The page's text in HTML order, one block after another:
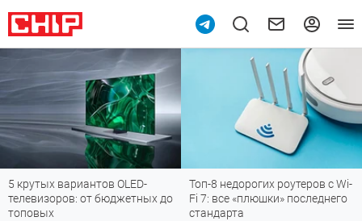
5 крутых вариантов OLED-
телевизоров: от бюджетных до
топовых
Топ-8 недорогих роутеров с Wi-
Fi 7: все «плюшки» последнего
стандарта